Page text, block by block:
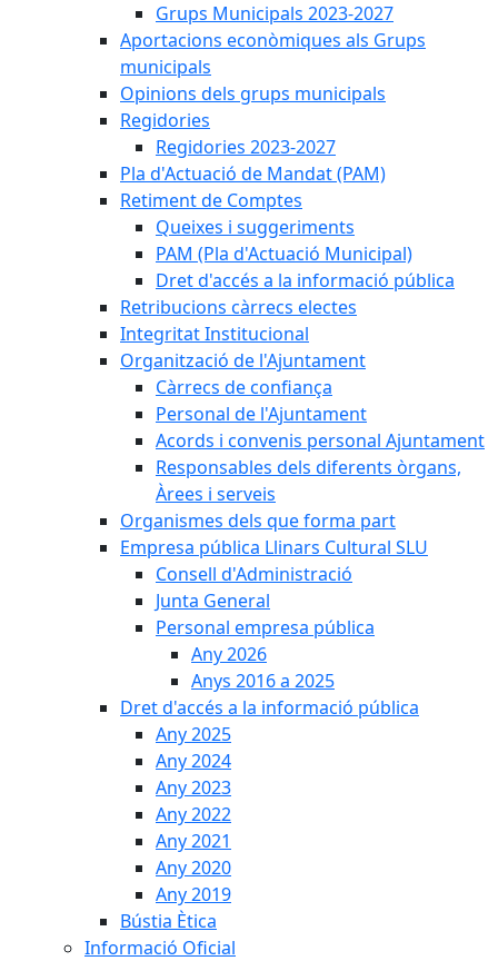
Grups Municipals 2023-2027
Aportacions econòmiques als Grups
municipals
Opinions dels grups municipals
Regidories
Regidories 2023-2027
Pla d'Actuació de Mandat (PAM)
Retiment de Comptes
Queixes i suggeriments
PAM (Pla d'Actuació Municipal)
Dret d'accés a la informació pública
Retribucions càrrecs electes
Integritat Institucional
Organització de l'Ajuntament
Càrrecs de confiança
Personal de l'Ajuntament
Acords i convenis personal Ajuntament
Responsables dels diferents òrgans,
Àrees i serveis
Organismes dels que forma part
Empresa pública Llinars Cultural SLU
Consell d'Administració
Junta General
Personal empresa pública
Any 2026
Anys 2016 a 2025
Dret d'accés a la informació pública
Any 2025
Any 2024
Any 2023
Any 2022
Any 2021
Any 2020
Any 2019
Bústia Ètica
Informació Oficial